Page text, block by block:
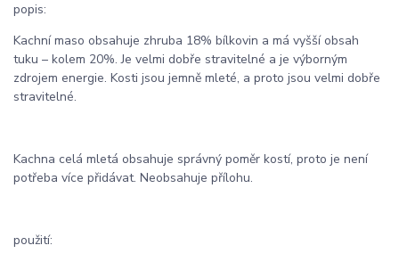
popis:
Kachní maso obsahuje zhruba 18% bílkovin a má vyšší obsah
tuku – kolem 20%. Je velmi dobře stravitelné a je výborným
zdrojem energie. Kosti jsou jemně mleté, a proto jsou velmi dobře
stravitelné.
Kachna celá mletá obsahuje správný poměr kostí, proto je není
potřeba více přidávat. Neobsahuje přílohu.
použití: